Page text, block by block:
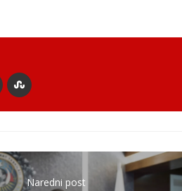
Naredni post